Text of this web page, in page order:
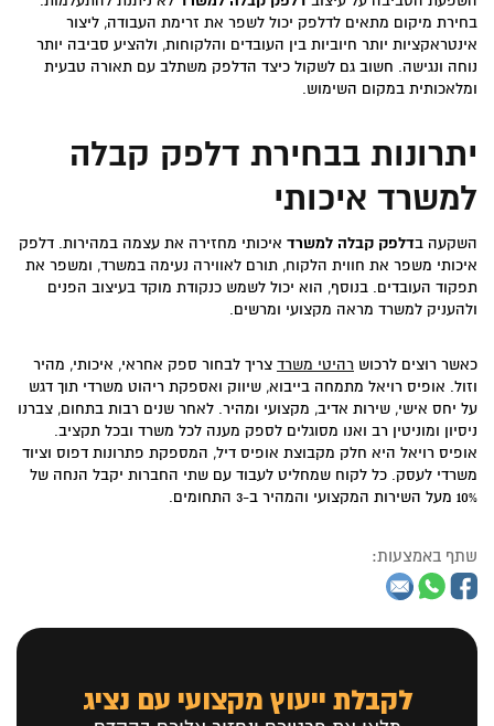
בחירת מיקום מתאים לדלפק יכול לשפר את זרימת העבודה, ליצור
אינטראקציות יותר חיוביות בין העובדים והלקוחות, ולהציע סביבה יותר
נוחה ונגישה. חשוב גם לשקול כיצד הדלפק משתלב עם תאורה טבעית
ומלאכותית במקום השימוש.
יתרונות בבחירת דלפק קבלה
למשרד איכותי
השקעה בדלפק קבלה למשרד איכותי מחזירה את עצמה במהירות. דלפק
איכותי משפר את חווית הלקוח, תורם לאווירה נעימה במשרד, ומשפר את
תפקוד העובדים. בנוסף, הוא יכול לשמש כנקודת מוקד בעיצוב הפנים
ולהעניק למשרד מראה מקצועי ומרשים.
כאשר רוצים לרכוש רהיטי משרד צריך לבחור ספק אחראי, איכותי, מהיר
וזול. אופיס רויאל מתמחה בייבוא, שיווק ואספקת ריהוט משרדי תוך דגש
על יחס אישי, שירות אדיב, מקצועי ומהיר. לאחר שנים רבות בתחום, צברנו
ניסיון ומוניטין רב ואנו מסוגלים לספק מענה לכל משרד ובכל תקציב.
אופיס רויאל היא חלק מקבוצת אופיס דיל, המספקת פתרונות דפוס וציוד
משרדי לעסק. כל לקוח שמחליט לעבוד עם שתי החברות יקבל הנחה של
10% מעל השירות המקצועי והמהיר ב-3 התחומים.
שתף באמצעות:
לקבלת ייעוץ מקצועי עם נציג